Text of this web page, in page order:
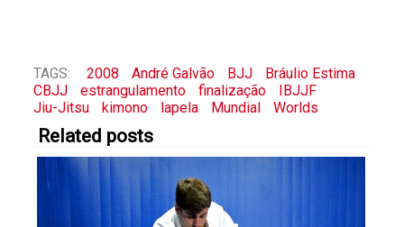
TAGS: 2008 André Galvão BJJ
Bráulio Estima
CBJJ
estrangulamento finalização
IBJJF
Jiu-Jitsu
kimono lapela Mundial Worlds
Related posts